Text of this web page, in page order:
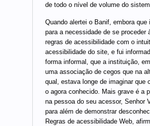
de todo o nível de volume do
Quando alertei o Banif, embora que
para a necessidade de se proceder
regras de acessibilidade com o
acessibilidade do site, e fui
forma informal, que a instituição,
uma associação de cegos que na
qual, estava longe de imaginar que
o agora conhecido. Mais grave é a
na pessoa do seu acessor, Senhor
para além de demonstrar
Regras de acessibilidade Web,